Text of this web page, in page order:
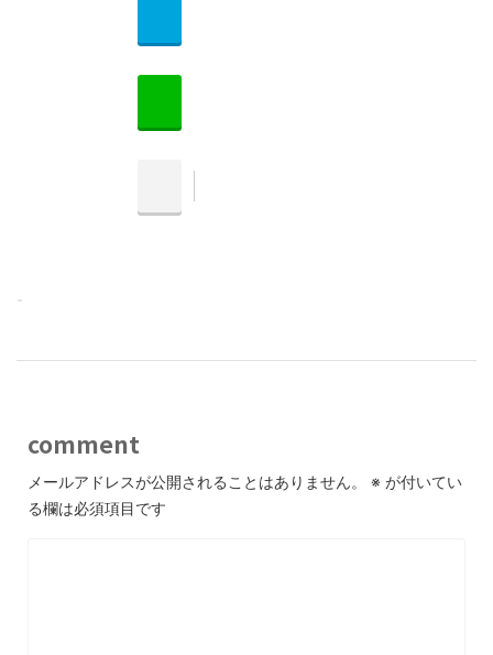
-
comment
メールアドレスが公開されることはありません。 ※ が付いてい
る欄は必須項目です